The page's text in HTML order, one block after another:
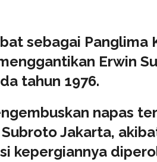
sebagai Panglima
Erwin
tahun 1976.
napas
Jakarta,
kepergiannya